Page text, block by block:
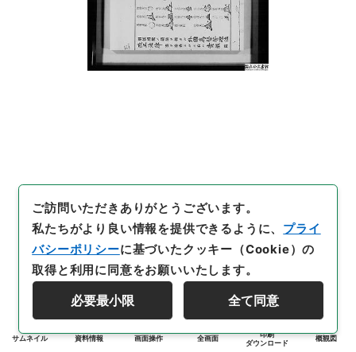
サムネイル 資料情報 画面操作 全画面
印刷
ダウンロード
概観図
ご訪問いただきありがとうございます。
私たちがより良い情報を提供できるように、 プライ
バシーポリシーに基づいたクッキー（Cookie）の
取得と利用に同意をお願いいたします。
必要最小限 全て同意